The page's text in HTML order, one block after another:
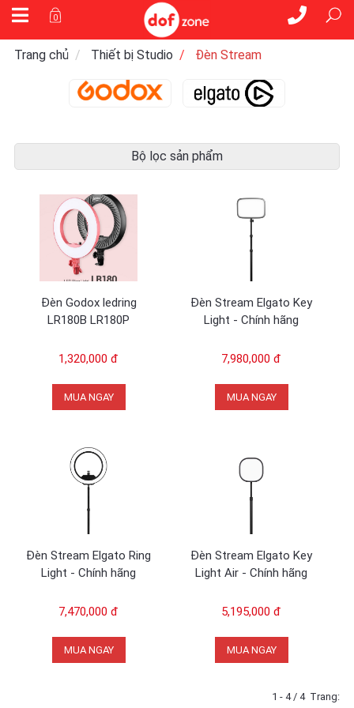
0
Trang chủ Thiết bị Studio Đèn Stream
Bộ lọc sản phẩm
Đèn Godox ledring
LR180B LR180P
1,320,000 đ
MUA NGAY
Đèn Stream Elgato Key
Light - Chính hãng
7,980,000 đ
MUA NGAY
Đèn Stream Elgato Ring
Light - Chính hãng
7,470,000 đ
MUA NGAY
Đèn Stream Elgato Key
Light Air - Chính hãng
5,195,000 đ
MUA NGAY
1 - 4 / 4Trang: